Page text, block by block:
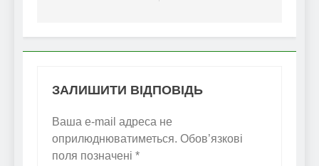
ЗАЛИШИТИ ВІДПОВІДЬ
Ваша e-mail адреса не
оприлюднюватиметься. Обов’язкові
поля позначені *